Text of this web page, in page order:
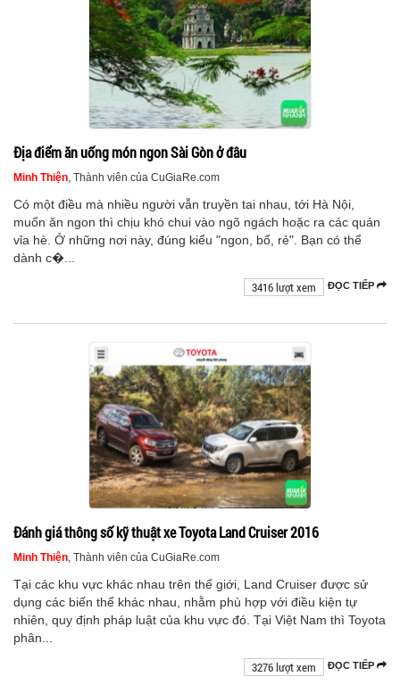
Địa điểm ăn uống món ngon Sài Gòn ở đâu
Minh Thiện, Thành viên của CuGiaRe.com
Có một điều mà nhiều người vẫn truyền tai nhau, tới Hà Nội,
muốn ăn ngon thì chịu khó chui vào ngõ ngách hoặc ra các quán
vỉa hè. Ở những nơi này, đúng kiểu "ngon, bổ, rẻ". Bạn có thể
dành c�...
ĐỌC TIẾP
3416 lượt xem
Đánh giá thông số kỹ thuật xe Toyota Land Cruiser 2016
Minh Thiện, Thành viên của CuGiaRe.com
Tại các khu vực khác nhau trên thế giới, Land Cruiser được sử
dụng các biến thể khác nhau, nhằm phù hợp với điều kiện tự
nhiên, quy định pháp luật của khu vực đó. Tại Việt Nam thì Toyota
phân...
ĐỌC TIẾP
3276 lượt xem